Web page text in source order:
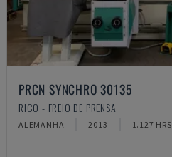
PRCN SYNCHRO 30135
RICO - FREIO DE PRENSA
ALEMANHA 2013 1.127 HRS